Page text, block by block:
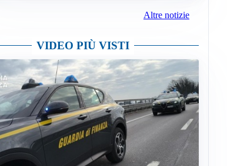
Altre notizie
VIDEO PIÙ VISTI